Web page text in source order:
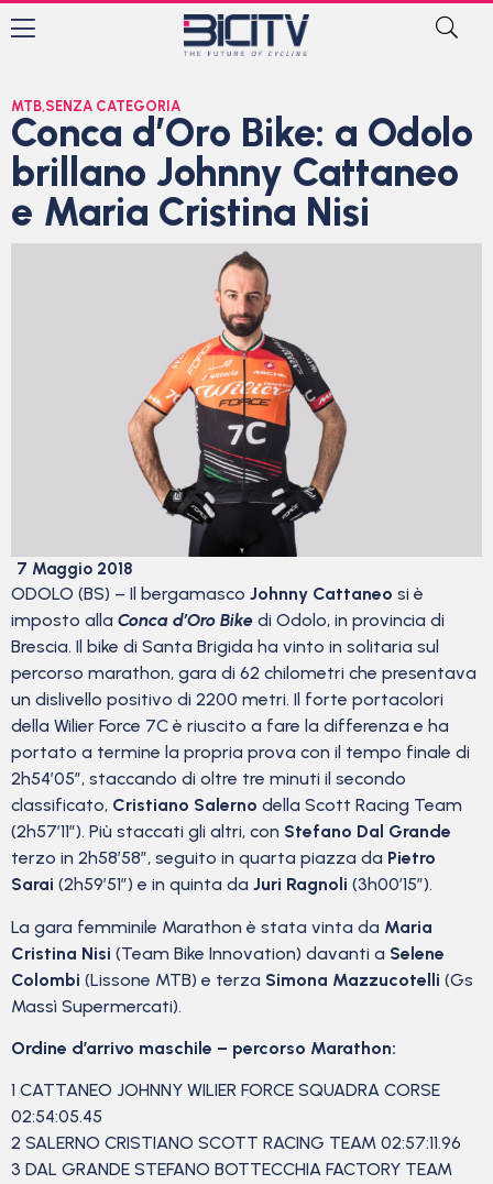
MTB,SENZA CATEGORIA
Conca d’Oro Bike: a Odolo
brillano Johnny Cattaneo
e Maria Cristina Nisi
7 Maggio 2018
ODOLO (BS) – Il bergamasco Johnny Cattaneo si è
imposto alla Conca d’Oro Bike di Odolo, in provincia di
Brescia. Il bike di Santa Brigida ha vinto in solitaria sul
percorso marathon, gara di 62 chilometri che presentava
un dislivello positivo di 2200 metri. Il forte portacolori
della Wilier Force 7C è riuscito a fare la differenza e ha
portato a termine la propria prova con il tempo finale di
2h54’05”, staccando di oltre tre minuti il secondo
classificato, Cristiano Salerno della Scott Racing Team
(2h57’11”). Più staccati gli altri, con Stefano Dal Grande
terzo in 2h58’58”, seguito in quarta piazza da Pietro
Sarai (2h59’51”) e in quinta da Juri Ragnoli (3h00’15”).
La gara femminile Marathon è stata vinta da Maria
Cristina Nisi (Team Bike Innovation) davanti a Selene
Colombi (Lissone MTB) e terza Simona Mazzucotelli (Gs
Massì Supermercati).
Ordine d’arrivo maschile – percorso Marathon:
1 CATTANEO JOHNNY WILIER FORCE SQUADRA CORSE
02:54:05.45
2 SALERNO CRISTIANO SCOTT RACING TEAM 02:57:11.96
3 DAL GRANDE STEFANO BOTTECCHIA FACTORY TEAM